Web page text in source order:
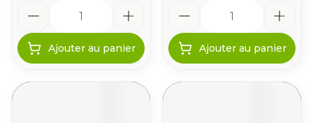
Ajouter au panier Ajouter au panier